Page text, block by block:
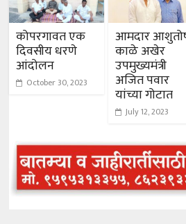
कोपरगावत एक
दिवसीय धरणे
आंदोलन
October 30, 2023
आमदार
काळे अखेर
उपमुख्यमंत्री
अजित पवार
यांच्या गोटात
July 12, 2023